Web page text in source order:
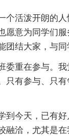
个活泼开朗的
愿意为同学们
团结大家，与同
委重在参与。
只有参与、只
到今天，已有
融洽，尤其是